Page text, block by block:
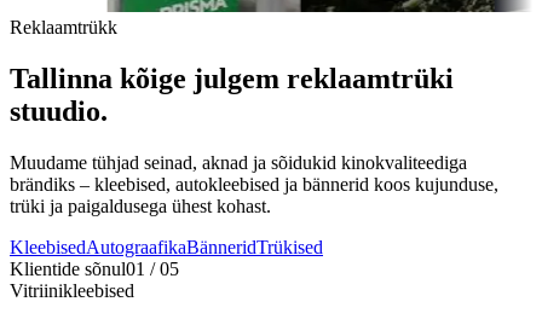
Reklaamtrükk
Tallinna kõige julgem reklaamtrüki
stuudio.
Muudame tühjad seinad, aknad ja sõidukid kinokvaliteediga
brändiks – kleebised, autokleebised ja bännerid koos kujunduse,
trüki ja paigaldusega ühest kohast.
KleebisedAutograafikaBänneridTrükised
Klientide sõnul01 /05
Vitriinikleebised